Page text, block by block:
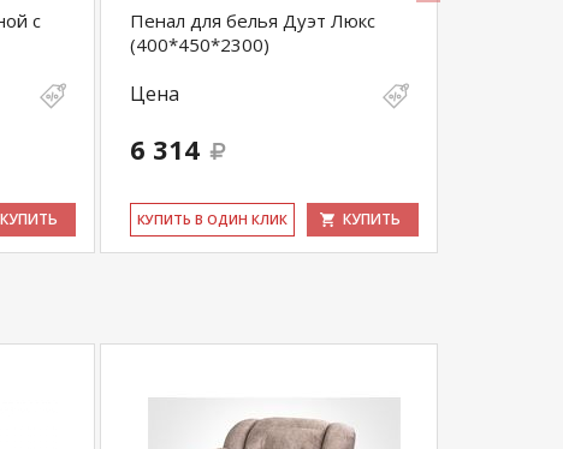
с
КУПИТЬ
Пенал для белья Дуэт Люкс
(400*450*2300)
Цена
6 314
КУ­ПИТЬ В ОДИН КЛИК КУПИТЬ